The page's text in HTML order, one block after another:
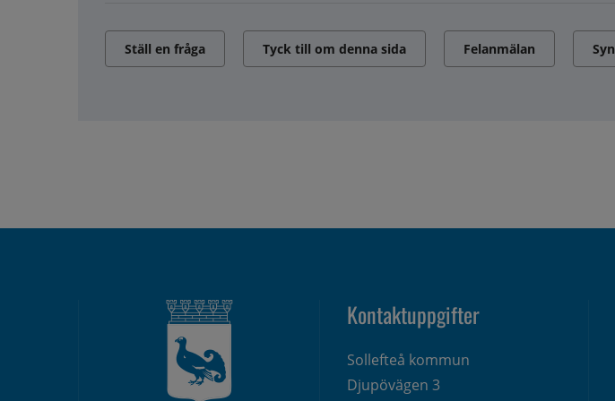
Ställ en fråga Tyck till om denna sida Felanmälan
Kontaktuppgifter
Sollefteå kommun
Djupövägen 3